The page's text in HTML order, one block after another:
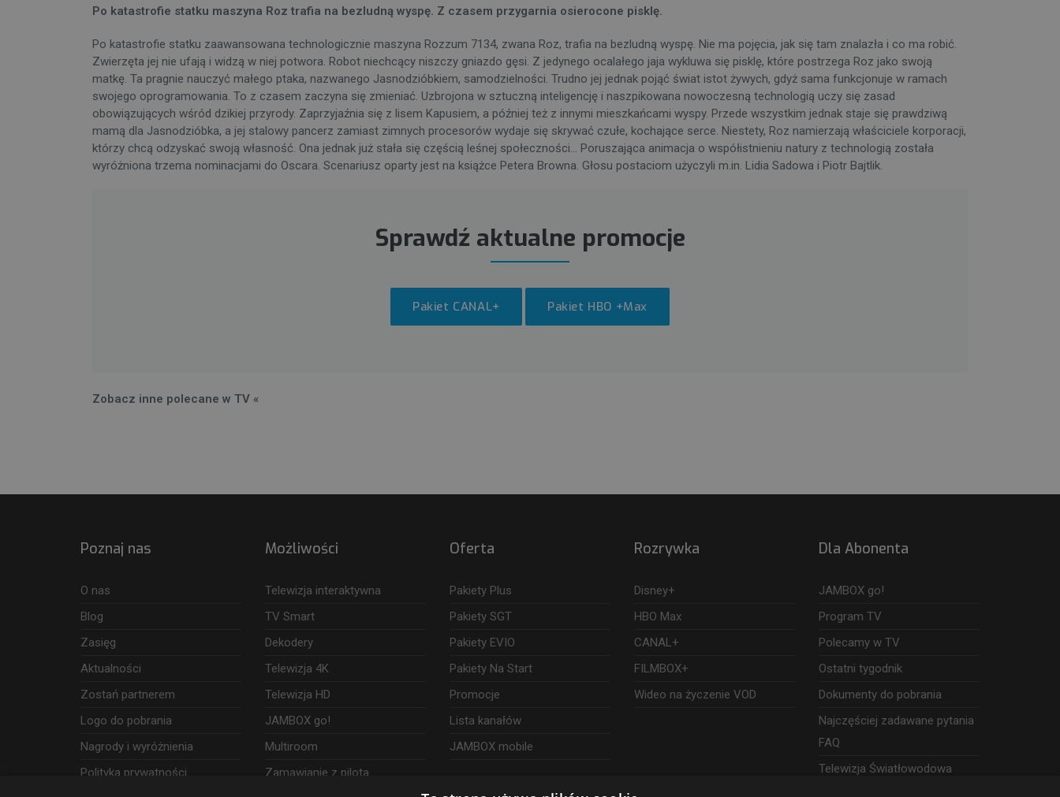
Po katastrofie statku maszyna Roz trafia na bezludną wyspę. Z czasem przygarnia osierocone pisklę.
Po katastrofie statku zaawansowana technologicznie maszyna Rozzum 7134, zwana Roz, trafia na bezludną wyspę. Nie ma pojęcia, jak się tam znalazła i co ma robić.
Zwierzęta jej nie ufają i widzą w niej potwora. Robot niechcący niszczy gniazdo gęsi. Z jedynego ocalałego jaja wykluwa się pisklę, które postrzega Roz jako swoją
matkę. Ta pragnie nauczyć małego ptaka, nazwanego Jasnodzióbkiem, samodzielności. Trudno jej jednak pojąć świat istot żywych, gdyż sama funkcjonuje w ramach
swojego oprogramowania. To z czasem zaczyna się zmieniać. Uzbrojona w sztuczną inteligencję i naszpikowana nowoczesną technologią uczy się zasad
obowiązujących wśród dzikiej przyrody. Zaprzyjaźnia się z lisem Kapusiem, a później też z innymi mieszkańcami wyspy. Przede wszystkim jednak staje się prawdziwą
mamą dla Jasnodzióbka, a jej stalowy pancerz zamiast zimnych procesorów wydaje się skrywać czułe, kochające serce. Niestety, Roz namierzają właściciele korporacji,
którzy chcą odzyskać swoją własność. Ona jednak już stała się częścią leśnej społeczności... Poruszająca animacja o współistnieniu natury z technologią została
wyróżniona trzema nominacjami do Oscara. Scenariusz oparty jest na książce Petera Browna. Głosu postaciom użyczyli m.in. Lidia Sadowa i Piotr Bajtlik.
Sprawdź aktualne promocje
Pakiet CANAL+ Pakiet HBO +Max
Zobacz inne polecane w TV «
Poznaj nas
O nas
Blog
Zasięg
Aktualności
Zostań partnerem
Logo do pobrania
Nagrody i wyróżnienia
Polityka prywatności
Możliwości
Telewizja interaktywna
TV Smart
Dekodery
Telewizja 4K
Telewizja HD
JAMBOX go!
Multiroom
Zamawianie z pilota
Oferta
Pakiety Plus
Pakiety SGT
Pakiety EVIO
Pakiety Na Start
Promocje
Lista kanałów
JAMBOX mobile
Rozrywka
Disney+
HBO Max
CANAL+
FILMBOX+
Wideo na życzenie VOD
Dla Abonenta
JAMBOX go!
Program TV
Polecamy w TV
Ostatni tygodnik
Dokumenty do pobrania
Najczęściej zadawane pytania
FAQ
Telewizja Światłowodowa